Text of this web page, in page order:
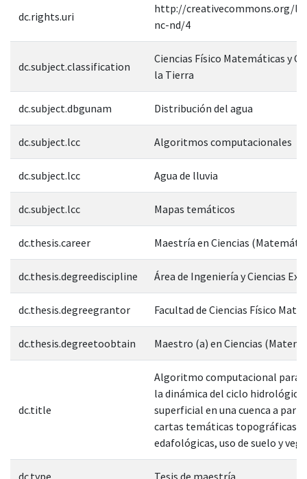
dc.rights.uri
http://creativecommons.org/
nc-nd/4
dc.subject.classification
Ciencias Físico Matemáticas y
la Tierra
dc.subject.dbgunam Distribución del agua
dc.subject.lcc Algoritmos computacionales
dc.subject.lcc Agua de lluvia
dc.subject.lcc Mapas temáticos
dc.thesis.career Maestría en Ciencias
dc.thesis.degreediscipline Área de Ingeniería y Ciencias
dc.thesis.degreegrantor Facultad de Ciencias Físico
dc.thesis.degreetoobtain Maestro (a) en Ciencias
dc.title
Algoritmo computacional para
la dinámica del ciclo hidrológico
superficial en una cuenca a
cartas temáticas topográficas,
edafológicas, uso de suelo y
dc.type Tesis de maestría